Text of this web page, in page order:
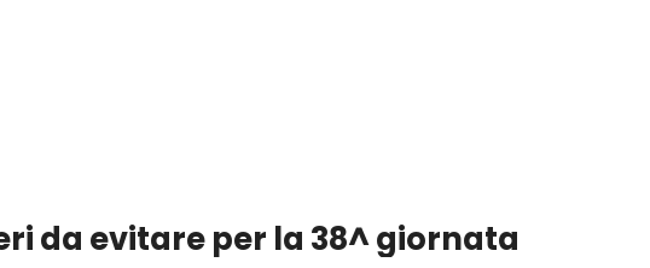
da evitare per la 38^ giornata